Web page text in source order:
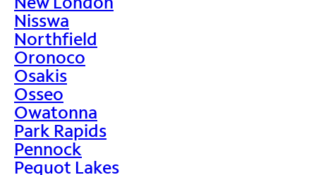
Nisswa
Northfield
Oronoco
Osakis
Osseo
Owatonna
Park Rapids
Pennock
Pequot Lakes